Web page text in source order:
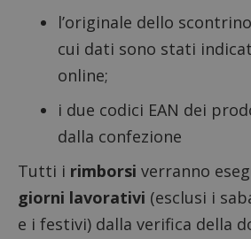
l’originale dello
cui dati sono stati
online;
i due codici EAN dei
dalla confezione
Tutti i rimborsi verranno
giorni lavorativi (esclusi i
e i festivi) dalla verifica della